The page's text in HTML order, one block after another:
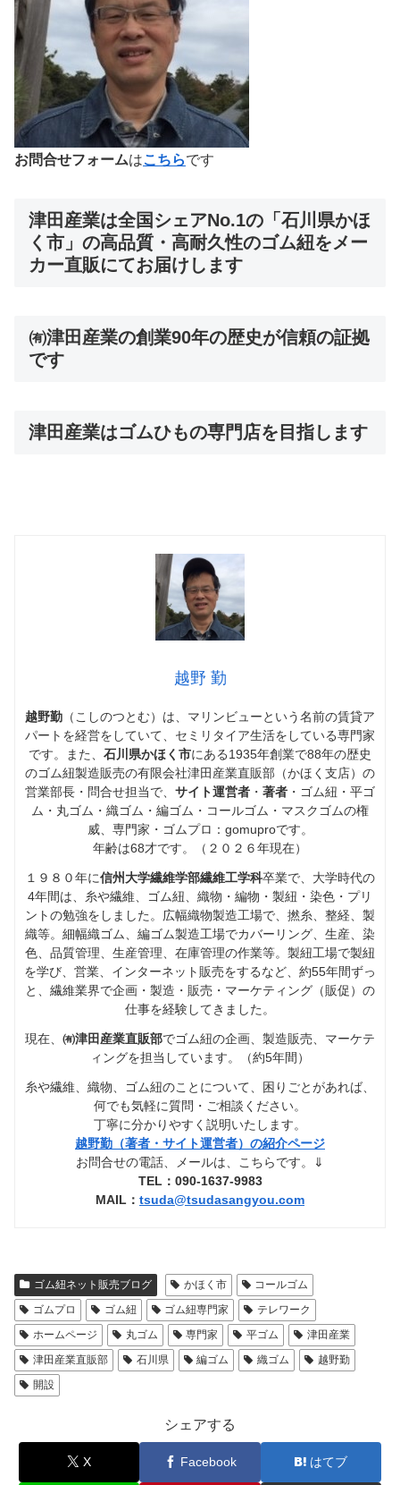
お問合せフォームはこちらです
津田産業は全国シェアNo.1の「石川県かほ
く市」の高品質・高耐久性のゴム紐をメー
カー直販にてお届けします
㈲津田産業の創業90年の歴史が信頼の証拠
です
津田産業はゴムひもの専門店を目指します
越野 勤
越野勤 （こしのつとむ）は、マリンビューという名前の賃貸ア
パートを経営をしていて、セミリタイア生活をしている専門家
です。また、 石川県かほく市にある1935年創業で88年の歴史
のゴム紐製造販売の有限会社津田産業直販部（かほく支店）の
営業部長・問合せ担当で、 サイト運営者 ・ 著者 ・ゴム紐・平ゴ
ム・丸ゴム・織ゴム・編ゴム・コールゴム・マスクゴムの権
威、専門家・ゴムプロ：gomuproです。
年齢は68才です。（２０２６年現在）
１９８０年に信州大学繊維学部繊維工学科卒業で、大学時代の
4年間は、糸や繊維、ゴム紐、織物・編物・製紐・染色・プリ
ントの勉強をしました。広幅織物製造工場で、撚糸、整経、製
織等。細幅織ゴム、編ゴム製造工場でカバーリング、生産、染
色、品質管理、生産管理、在庫管理の作業等。製紐工場で製紐
を学び、営業、インターネット販売をするなど、約55年間ずっ
と、繊維業界で企画・製造・販売・マーケティング（販促）の
仕事を経験してきました。
現在、 ㈲津田産業直販部でゴム紐の企画、製造販売、マーケテ
ィングを担当しています。（約5年間）
糸や繊維、織物、ゴム紐のことについて、困りごとがあれば、
何でも気軽に質問・ご相談ください。
丁寧に分かりやすく説明いたします。
越野勤（著者・サイト運営者）の紹介ページ
お問合せの電話、メールは、こちらです。⇓
TEL：090-1637-9983
MAIL： tsuda@tsudasangyou.com
ゴム紐ネット販売ブログ かほく市
コールゴム
ゴムプロ
ゴム紐 ゴム紐専門家
テレワーク
ホームページ
丸ゴム 専門家 平ゴム
津田産業
津田産業直販部
石川県 編ゴム 織ゴム
越野勤
開設
シェアする
X Facebook はてブ